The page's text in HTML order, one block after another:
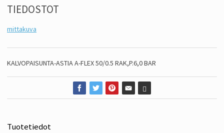
TIEDOSTOT
mittakuva
KALVOPAISUNTA-ASTIA A-FLEX 50/0.5 RAK,P.6,0 BAR
Tuotetiedot